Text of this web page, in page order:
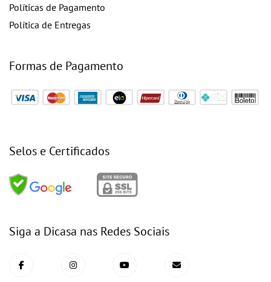
Políticas de Pagamento
Política de Entregas
Formas de Pagamento
Selos e Certificados
Siga a Dicasa nas Redes Sociais